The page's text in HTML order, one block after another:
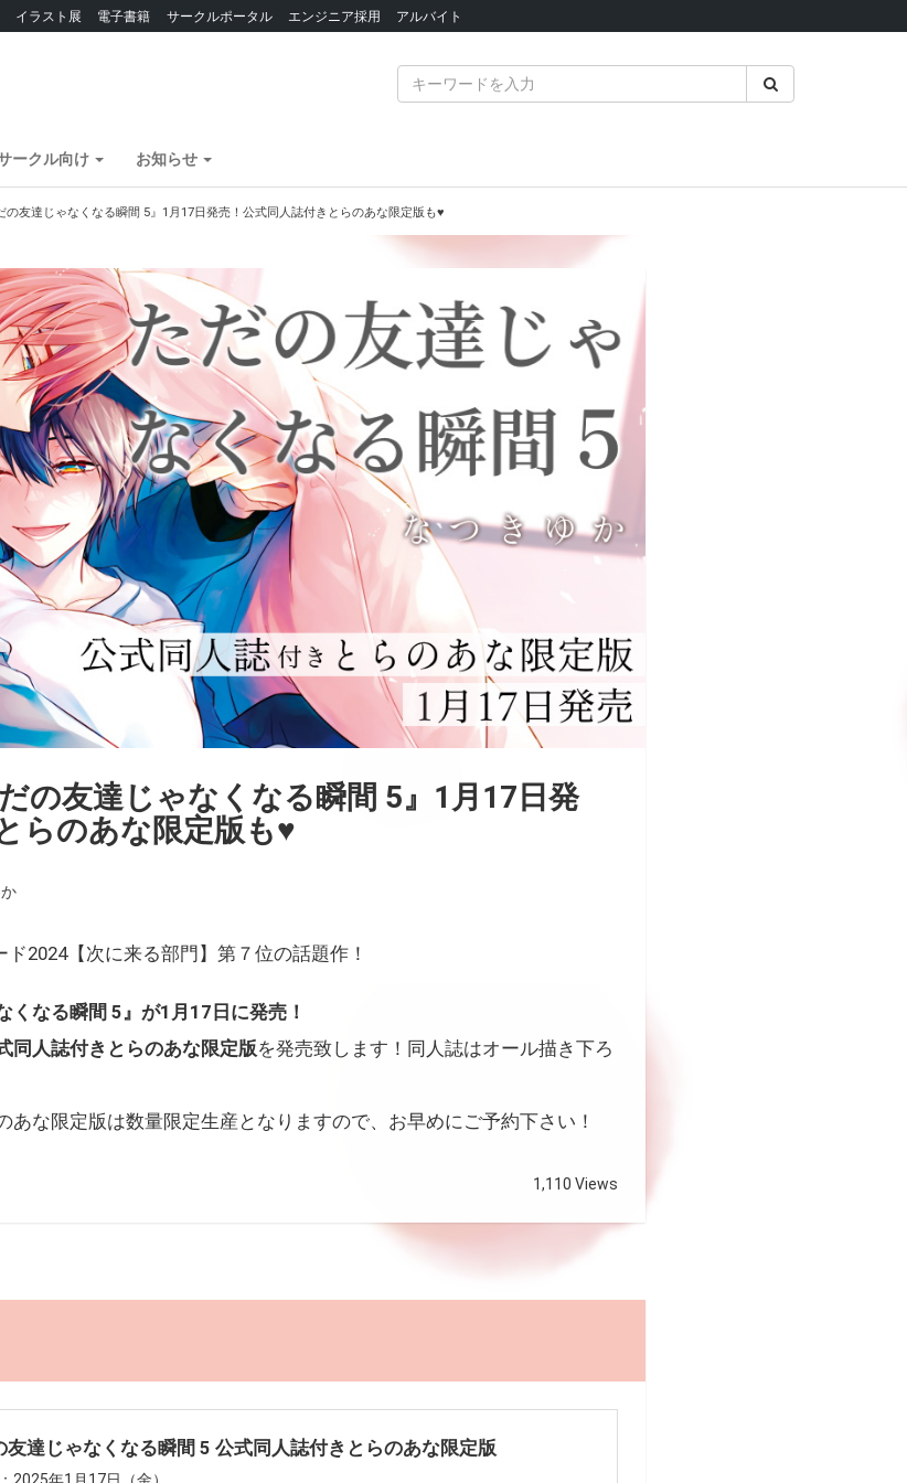
イラスト展 電子書籍 サークルポータル エンジニア採用 アルバイト
ークル向け お知らせ
の友達じゃなくなる瞬間 5』1月17日発売！公式同人誌付きとらのあな限定版も♥
の友達じゃなくなる瞬間 5』1月17日発
らのあな限定版も♥
2024【次に来る部門】第７位の話題作！
なる瞬間 5』が1月17日に発売！
同人誌付きとらのあな限定版を発売致します！同人誌はオール描き下ろ
な限定版は数量限定生産となりますので、お早めにご予約下さい！
1,110 Views
友達じゃなくなる瞬間 5 公式同人誌付きとらのあな限定版
2025年1月17日（金）